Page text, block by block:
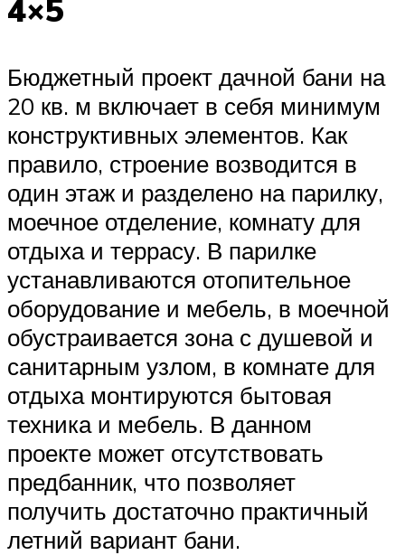
4×5
Бюджетный проект дачной бани на
20 кв. м включает в себя минимум
конструктивных элементов. Как
правило, строение возводится в
один этаж и разделено на парилку,
моечное отделение, комнату для
отдыха и террасу. В парилке
устанавливаются отопительное
оборудование и мебель, в моечной
обустраивается зона с душевой и
санитарным узлом, в комнате для
отдыха монтируются бытовая
техника и мебель. В данном
проекте может отсутствовать
предбанник, что позволяет
получить достаточно практичный
летний вариант бани.